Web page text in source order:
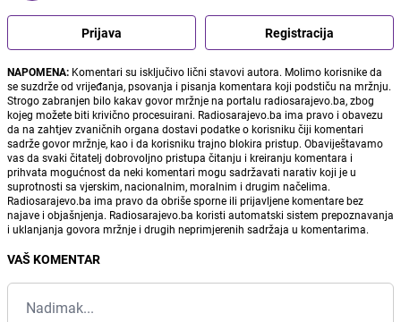
Prijava Registracija
NAPOMENA: Komentari su isključivo lični stavovi autora. Molimo korisnike da
se suzdrže od vrijeđanja, psovanja i pisanja komentara koji podstiču na mržnju.
Strogo zabranjen bilo kakav govor mržnje na portalu radiosarajevo.ba, zbog
kojeg možete biti krivično procesuirani. Radiosarajevo.ba ima pravo i obavezu
da na zahtjev zvaničnih organa dostavi podatke o korisniku čiji komentari
sadrže govor mržnje, kao i da korisniku trajno blokira pristup. Obaviještavamo
vas da svaki čitatelj dobrovoljno pristupa čitanju i kreiranju komentara i
prihvata mogućnost da neki komentari mogu sadržavati narativ koji je u
suprotnosti sa vjerskim, nacionalnim, moralnim i drugim načelima.
Radiosarajevo.ba ima pravo da obriše sporne ili prijavljene komentare bez
najave i objašnjenja. Radiosarajevo.ba koristi automatski sistem prepoznavanja
i uklanjanja govora mržnje i drugih neprimjerenih sadržaja u komentarima.
VAŠ KOMENTAR